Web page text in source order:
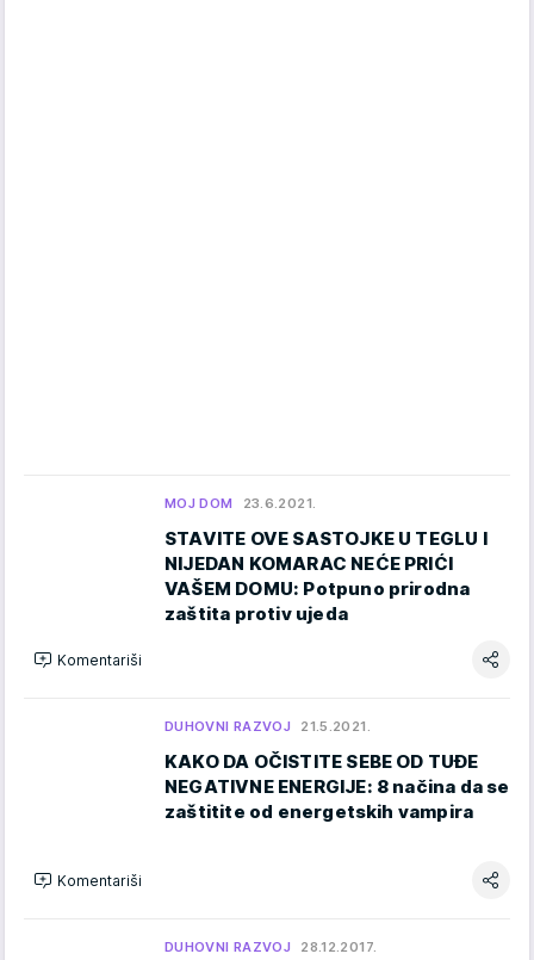
MOJ DOM 23.6.2021.
STAVITE OVE SASTOJKE U TEGLU I
NIJEDAN KOMARAC NEĆE PRIĆI
VAŠEM DOMU: Potpuno prirodna
zaštita protiv ujeda
Komentariši
DUHOVNI RAZVOJ 21.5.2021.
KAKO DA OČISTITE SEBE OD TUĐE
NEGATIVNE ENERGIJE: 8 načina da se
zaštitite od energetskih vampira
Komentariši
DUHOVNI RAZVOJ 28.12.2017.